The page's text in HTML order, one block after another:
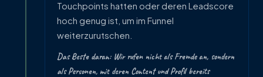
Touchpoints hatten oder deren Leadscore
hoch genug ist, um im Funnel
weiterzurutschen.
Das Beste daran: Wir rufen nicht als Fremde an, sondern
als Personen, mit deren Content und Profil bereits